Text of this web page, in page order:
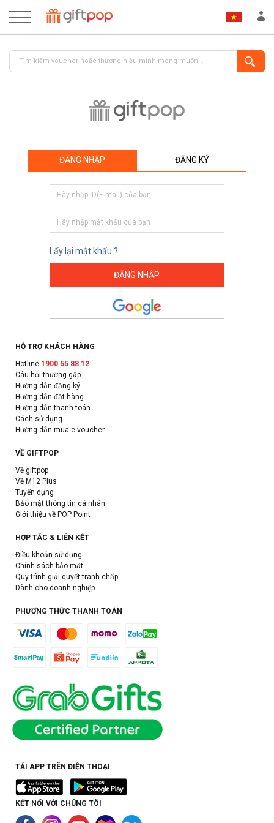
ĐĂNG NHẬP ĐĂNG KÝ
Lấy lại mật khẩu ?
HỖ TRỢ KHÁCH HÀNG
Hotline 1900 55 88 12
Câu hỏi thường gặp
Hướng dẫn đăng ký
Hướng dẫn đặt hàng
Hướng dẫn thanh toán
Cách sử dụng
Hướng dẫn mua e-voucher
VỀ GIFTPOP
Về giftpop
Về M12 Plus
Tuyển dụng
Bảo mật thông tin cá nhân
Giới thiệu về POP Point
HỢP TÁC & LIÊN KẾT
Điều khoản sử dụng
Chính sách bảo mật
Quy trình giải quyết tranh chấp
Dành cho doanh nghiệp
PHƯƠNG THỨC THANH TOÁN
TẢI APP TRÊN ĐIỆN THOẠI
KẾT NỐI VỚI CHÚNG TÔI